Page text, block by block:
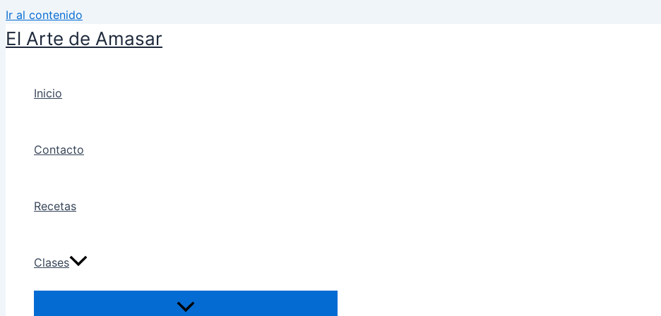
Ir al contenido
El Arte de Amasar
Inicio
Contacto
Recetas
Clases